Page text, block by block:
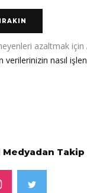
azaltmak için
verilerinizin nasıl
Medyadan Takip